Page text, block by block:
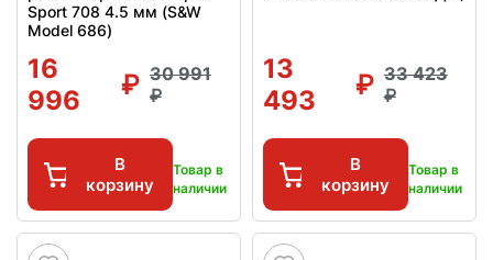
Sport 708 4.5 мм (S&W
Model 686)
16
996
30 991
В
корзину
Товар в
наличии
13
493
33 423
В
корзину
Товар в
наличии